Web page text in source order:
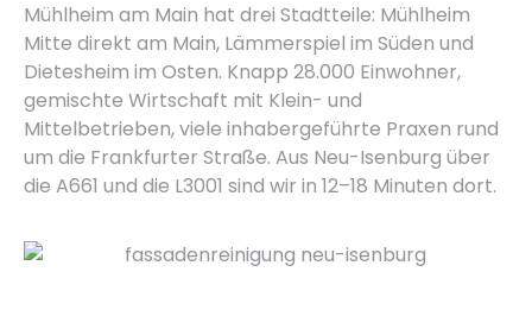
Mühlheim am Main hat drei Stadtteile: Mühlheim
Mitte direkt am Main, Lämmerspiel im Süden und
Dietesheim im Osten. Knapp 28.000 Einwohner,
gemischte Wirtschaft mit Klein- und
Mittelbetrieben, viele inhabergeführte Praxen rund
um die Frankfurter Straße. Aus Neu-Isenburg über
die A661 und die L3001 sind wir in 12–18 Minuten dort.